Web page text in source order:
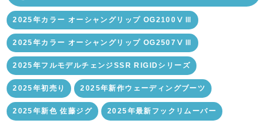
2025年カラー オーシャングリップ OG2100ⅤⅢ
2025年カラー オーシャングリップ OG2507ⅤⅢ
2025年フルモデルチェンジSSR RIGIDシリーズ
2025年初売り 2025年新作ウェーディングブーツ
2025年新色 佐藤ジグ 2025年最新フックリムーバー